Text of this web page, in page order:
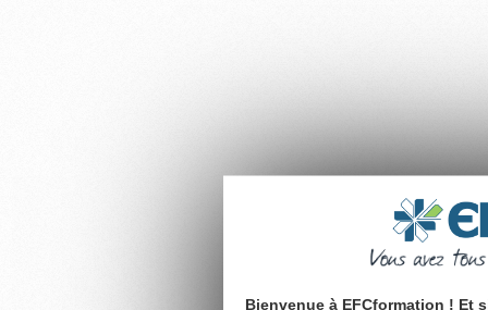
Bienvenue à EFCformation ! Et